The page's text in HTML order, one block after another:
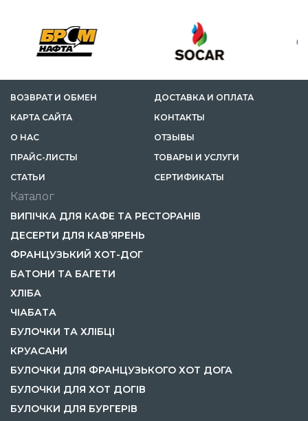
ВОЗВРАТ И ОБМЕН
ДОСТАВКА И ОПЛАТА
КАРТА САЙТА
КОНТАКТЫ
О НАС
ОТЗЫВЫ
ПРАЙС-ЛИСТЫ
ТОВАРЫ И УСЛУГИ
CТАТЬИ
СЕРТИФИКАТЫ
Каталог
ВИПІЧКА ДЛЯ КАФЕ ТА РЕСТОРАНІВ
ДЕСЕРТИ ДЛЯ КАВ’ЯРЕНЬ
ФРАНЦУЗЬКИЙ ХОТ-ДОГ
БАТОНИ ТА БАГЕТИ
ХЛІБА
ЧІАБАТА
БУЛОЧКИ ТА ХЛІБЦІ
КРУАСАНИ
БУЛОЧКИ ДЛЯ ФРАНЦУЗЬКОГО ХОТ ДОГА
БУЛОЧКИ ДЛЯ ХОТ ДОГІВ
БУЛОЧКИ ДЛЯ БУРГЕРІВ